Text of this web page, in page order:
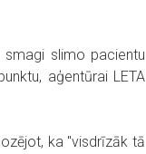
slimo pacientu
aģentūrai LETA
ka "visdrīzāk tā